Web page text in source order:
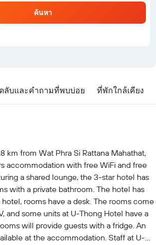
ค้นหา
ลับและคำถามที่พบบ่อย ที่พักใกล้เคียง
km from Wat Phra Si Rattana Mahathat,
accommodation with free WiFi and free
a shared lounge, the 3-star hotel has
with a private bathroom. The hotel has
rooms have a desk. The rooms come
and some units at U-Thong Hotel have a
will provide guests with a fridge. An
at the accommodation. Staff at U-